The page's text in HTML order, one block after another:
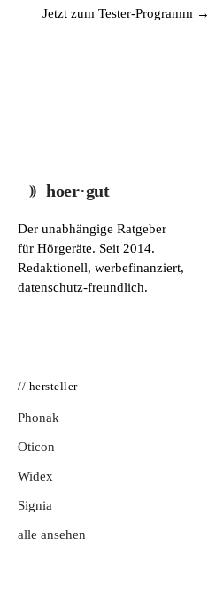
Jetzt zum Tester-Programm →
hoer·gut
Der unabhängige Ratgeber
für Hörgeräte. Seit 2014.
Redaktionell, werbefinanziert,
datenschutz-freundlich.
// hersteller
Phonak
Oticon
Widex
Signia
alle ansehen